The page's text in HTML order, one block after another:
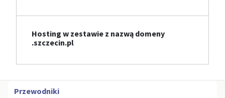
Hosting w zestawie z nazwą domeny
.szczecin.pl
Przewodniki